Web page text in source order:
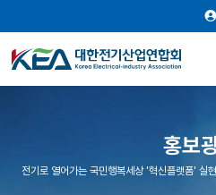
홍보
전기로 열어가는 국민행복세상 '혁신플랫폼' 실